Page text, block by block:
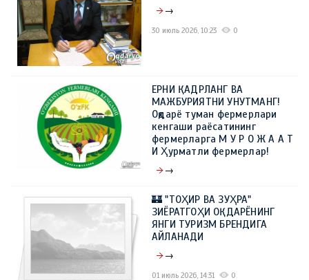
→
10 август 2026, 12:52 0
→
30 июль 2026, 10:23 0
ЕРНИ ҚАДРЛАНГ ВА
МАЖБУРИЯТНИ УНУТМАНГ!
Оқдарё туман фермерлари
кенгаши раёсатининг
фермерларга М У Р О Ж А А Т
И Ҳурматли фермерлар!
→
🏰 "ТОҲИР ВА ЗУҲРА"
ЗИЁРАТГОҲИ ОҚДАРЁНИНГ
ЯНГИ ТУРИЗМ БРЕНДИГА
АЙЛАНАДИ
→
01 июль 2026, 14:31 0